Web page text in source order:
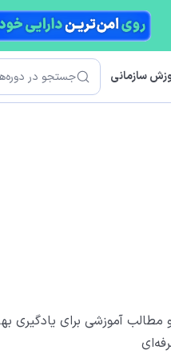
سازمانی جستجو
مطالب آموزشی برای یادگیری